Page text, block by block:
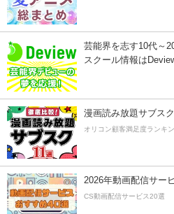
芸能界を志す10代～
スクール情報は
漫画読み放題サブス
オリコン顧客満足度ランキ
2026年動画配信サー
CS動画配信サービス20選